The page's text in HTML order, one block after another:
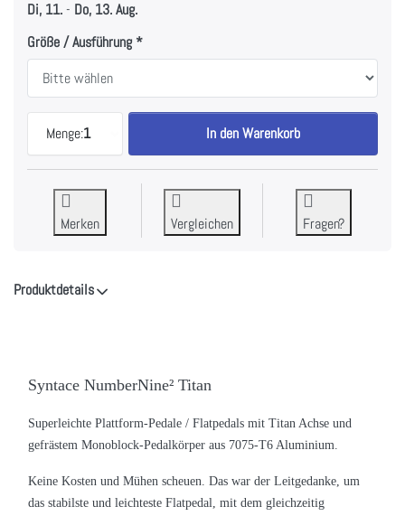
Di, 11.- Do, 13. Aug.
Größe / Ausführung
Menge:1
Syntace NumberNine2 Titan Pedale zu 254,95 €,
In den Warenkorb
Merken Vergleichen Fragen?
Produktdetails
Syntace NumberNine² Titan
Superleichte Plattform-Pedale / Flatpedals mit Titan Achse und
gefrästem Monoblock-Pedalkörper aus 7075-T6 Aluminium.
Keine Kosten und Mühen scheuen. Das war der Leitgedanke, um
das stabilste und leichteste Flatpedal, mit dem gleichzeitig